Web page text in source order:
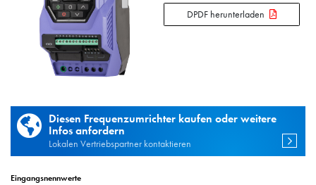
DPDF herunterladen
Diesen Frequenzumrichter kaufen oder weitere
Infos anfordern
Lokalen Vertriebspartner kontaktieren
Eingangsnennwerte